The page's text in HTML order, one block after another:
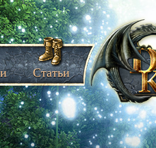
Статьи